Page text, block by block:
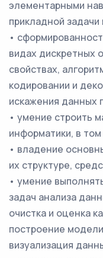
элементарными
прикладной
•
видах дискретных
свойствах,
кодировании и
искажения данных
• умение строить
информатики, в
• владение
их структуре,
• умение
задач анализа
очистка и оценка
построение
визуализация